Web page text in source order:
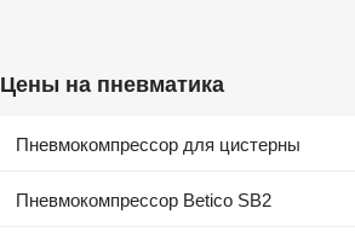
Цены на пневматика
Пневмокомпрессор для цистерны
Пневмокомпрессор Betico SB2